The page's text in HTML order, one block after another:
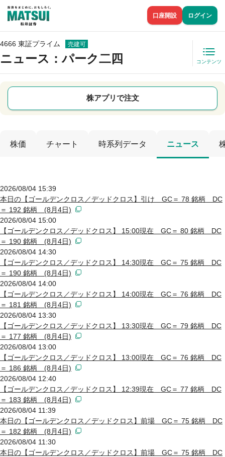
口座開設 ログイン
4666 東証プライム 売建可
ニュース ：パーク二四 コンテンツ
株アプリで注文
株価 チャート 時系列データ ニュース
2026/08/04 15:39
本日の【ゴールデンクロス／デッドクロス】引け GC＝ 78 銘柄 DC
＝ 192 銘柄 (8月4日)
2026/08/04 15:00
【ゴールデンクロス／デッドクロス】 15:00現在 GC＝ 80 銘柄 DC
＝ 190 銘柄 (8月4日)
2026/08/04 14:30
【ゴールデンクロス／デッドクロス】 14:30現在 GC＝ 75 銘柄 DC
＝ 190 銘柄 (8月4日)
2026/08/04 14:00
【ゴールデンクロス／デッドクロス】 14:00現在 GC＝ 76 銘柄 DC
＝ 181 銘柄 (8月4日)
2026/08/04 13:30
【ゴールデンクロス／デッドクロス】 13:30現在 GC＝ 79 銘柄 DC
＝ 177 銘柄 (8月4日)
2026/08/04 13:00
【ゴールデンクロス／デッドクロス】 13:00現在 GC＝ 76 銘柄 DC
＝ 186 銘柄 (8月4日)
2026/08/04 12:40
【ゴールデンクロス／デッドクロス】 12:39現在 GC＝ 77 銘柄 DC
＝ 183 銘柄 (8月4日)
2026/08/04 11:39
本日の【ゴールデンクロス／デッドクロス】前場 GC＝ 75 銘柄 DC
＝ 182 銘柄 (8月4日)
2026/08/04 11:30
本日の【ゴールデンクロス／デッドクロス】前場 GC＝ 75 銘柄 DC